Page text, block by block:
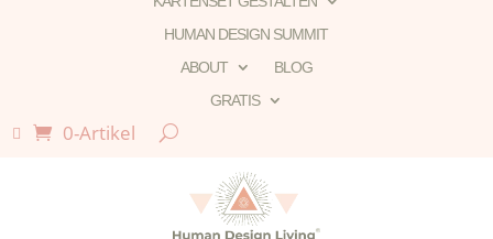
HUMAN DESIGN SUMMIT
ABOUT
BLOG
GRATIS

0-Artikel